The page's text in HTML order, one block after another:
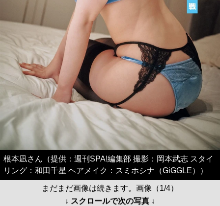
根本凪さん（提供：週刊SPA!編集部 撮影：岡本武志 スタイ
リング：和田千星 ヘアメイク：スミホシナ（GiGGLE））
まだまだ画像は続きます。画像（1/4）
↓ スクロールで次の写真 ↓